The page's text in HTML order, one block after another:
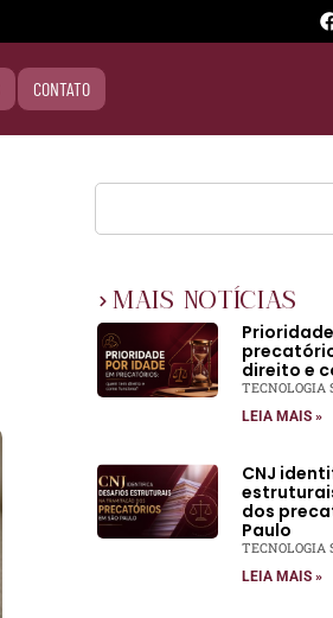
CONTATO
MAIS NOTÍCIAS
direito e
TECNOLOGIA
LEIA MAIS »
CNJ
dos
Paulo
TECNOLOGIA
LEIA MAIS »